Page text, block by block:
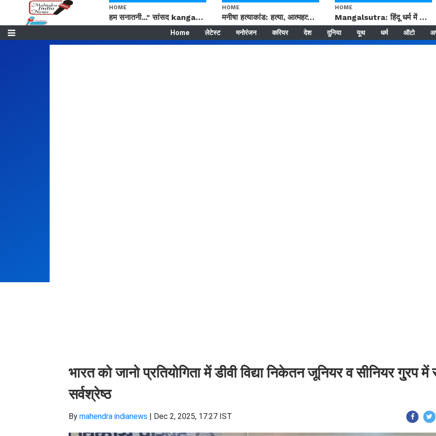
HOME
हम सनातनी..." सांसद kangana Ranaut से क्या बोली लड़की? Viral Jantar-Mantar | CJP protest
HOME
मनीषा हत्याकांड: हत्या, आत्महत्या या कोई बड़ा राज? | Full Story | Josh Haryana
HOME
Mangalsutra: हिंदू धर्म में शादी के बाद मंगलसूत्र क्यों पहनती है महिलाएं, किसने शुरु की ये परंपरा
Home लेटेस्ट मनोरंजन करियर देश दुनिया यूथ धर्म ऑटो
भारत को जानो प्रतियोगिता में डीवी विद्या निकेतन जूनियर व सीनियर गु्रप में
सर्वश्रेष्ठ
By mahendra indianews | Dec 2, 2025, 17:27 IST